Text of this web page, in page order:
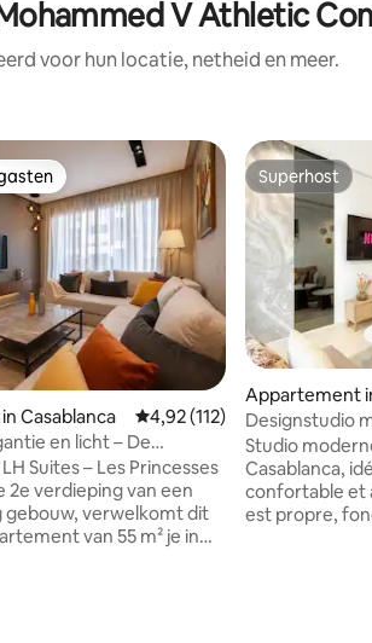
V Athletic
voor hun locatie, netheid en meer.
4,98 op 5, 57 recensies
Casablanca Gemiddelde beoordeling
4,92 (112)
en licht – De
Suites – Les Princesses
2e verdieping van een
gebouw, verwelkomt dit
van 55 m² je in
Superhost
Superhost
Appartement
Designstudio
Studio
Casablanca,
confortable et
est propre,